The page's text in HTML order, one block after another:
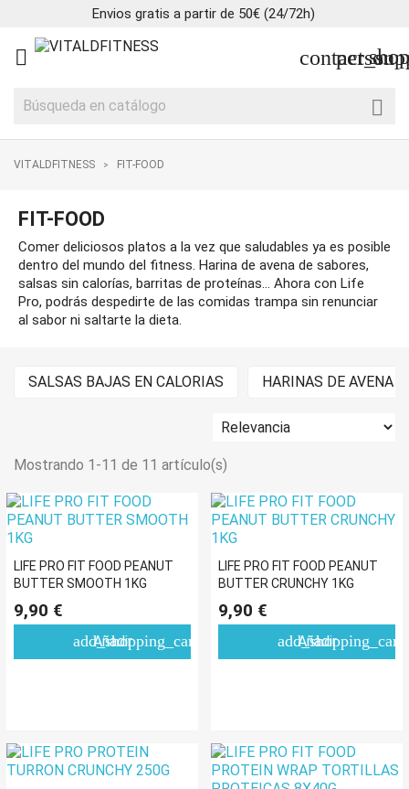
Envios gratis a partir de 50€ (24/72h)
 person

VITALDFITNESS FIT-FOOD
FIT-FOOD
Comer deliciosos platos a la vez que saludables ya es posible
dentro del mundo del fitness. Harina de avena de sabores,
salsas sin calorías, barritas de proteínas... Ahora con Life
Pro, podrás despedirte de las comidas trampa sin renunciar
al sabor ni saltarte la dieta.
SALSAS BAJAS EN CALORIAS HARINAS DE AVENA
Mostrando 1-11 de 11 artículo(s)
LIFE PRO FIT FOOD PEANUT
BUTTER SMOOTH 1KG
9,90 €
add_shopping_cart
Añadir
LIFE PRO FIT FOOD PEANUT
BUTTER CRUNCHY 1KG
9,90 €
add_shopping_cart
Añadir